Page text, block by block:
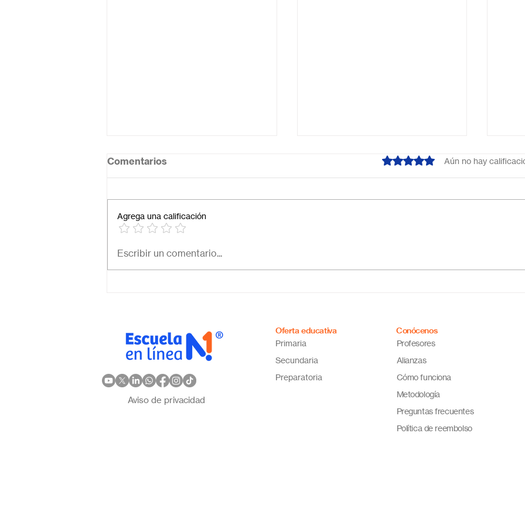
¿Cuál es el mejor colegio
Comentarios Obtuvo 0 de 5 estrellas.
Aún no hay
Agrega una calificación
Escribir un comentario...
Aviso de privacidad
Oferta educativa
Primaria
Secundaria
Preparatoria
Conócenos
Profesores
Alianzas
Cómo funciona
Metodología
Preguntas frecuentes
Política de reembolso